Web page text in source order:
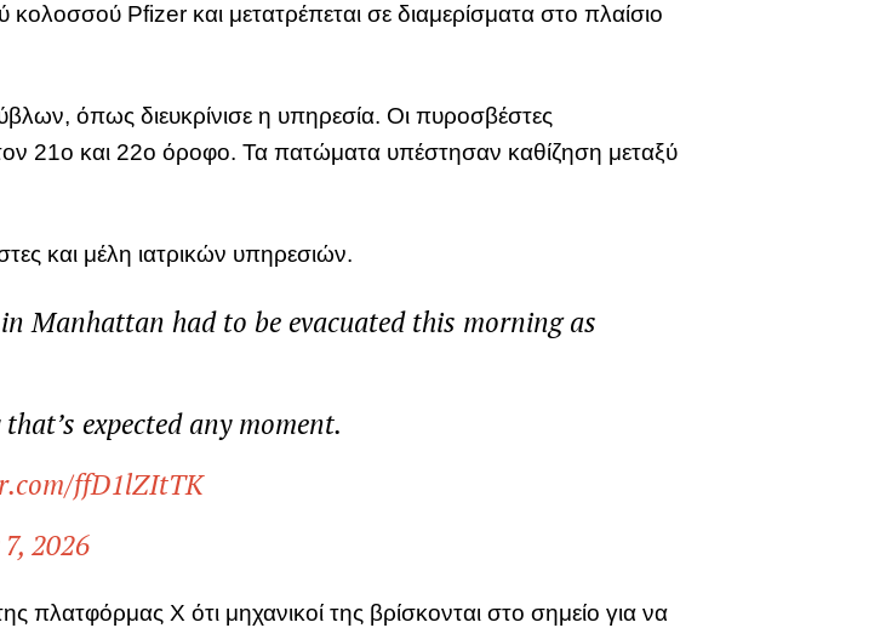
Pfizer και μετατρέπεται σε διαμερίσματα στο πλαίσιο
όπως διευκρίνισε η υπηρεσία. Οι πυροσβέστες
21ο και 22ο όροφο. Τα πατώματα υπέστησαν καθίζηση μεταξύ
και μέλη ιατρικών υπηρεσιών.
Manhattan had to be evacuated this morning as
expected any moment.
ffD1lZItTK
2026
Χ ότι μηχανικοί της βρίσκονται στο σημείο για να